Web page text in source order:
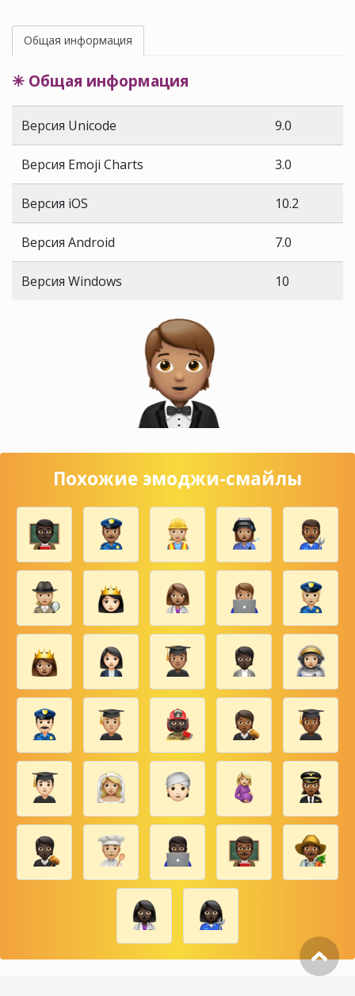
Общая информация
✳ Общая информация
Версия Unicode 9.0
Версия Emoji Charts 3.0
Версия iOS 10.2
Версия Android 7.0
Версия Windows 10
Похожие эмоджи-смайлы